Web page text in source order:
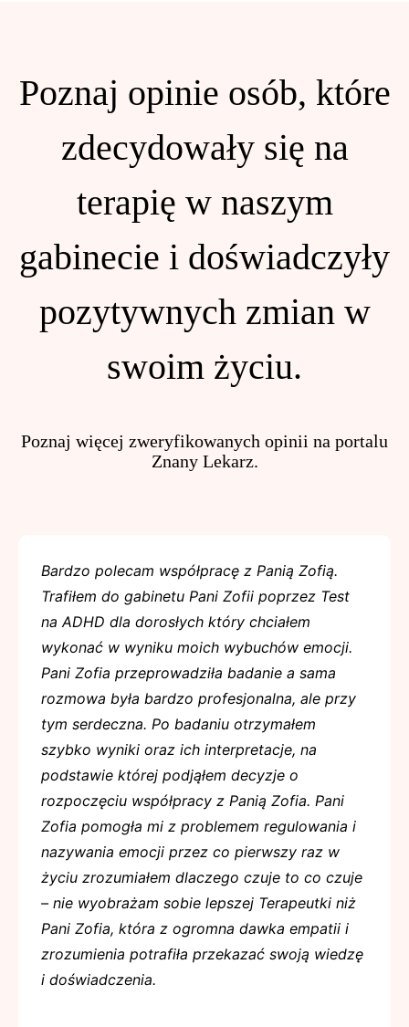
Poznaj opinie osób, które
zdecydowały się na
terapię w naszym
gabinecie i doświadczyły
pozytywnych zmian w
swoim życiu.
Poznaj więcej zweryfikowanych opinii na portalu
Znany Lekarz.
Bardzo polecam współpracę z Panią Zofią.
Trafiłem do gabinetu Pani Zofii poprzez Test
na ADHD dla dorosłych który chciałem
wykonać w wyniku moich wybuchów emocji.
Pani Zofia przeprowadziła badanie a sama
rozmowa była bardzo profesjonalna, ale przy
tym serdeczna. Po badaniu otrzymałem
szybko wyniki oraz ich interpretacje, na
podstawie której podjąłem decyzje o
rozpoczęciu współpracy z Panią Zofia. Pani
Zofia pomogła mi z problemem regulowania i
nazywania emocji przez co pierwszy raz w
życiu zrozumiałem dlaczego czuje to co czuje
– nie wyobrażam sobie lepszej Terapeutki niż
Pani Zofia, która z ogromna dawka empatii i
zrozumienia potrafiła przekazać swoją wiedzę
i doświadczenia.